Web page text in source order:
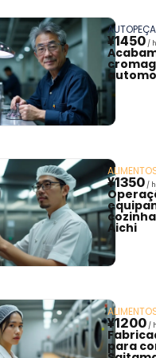
¥1450
¥1350
Aichi
¥1200
para